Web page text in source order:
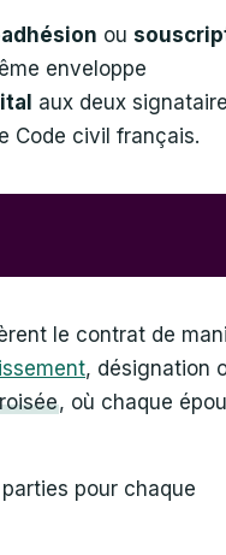
ou
enveloppe
aux deux
Code civil français.
le contrat de
, désignation
, où chaque
pour chaque